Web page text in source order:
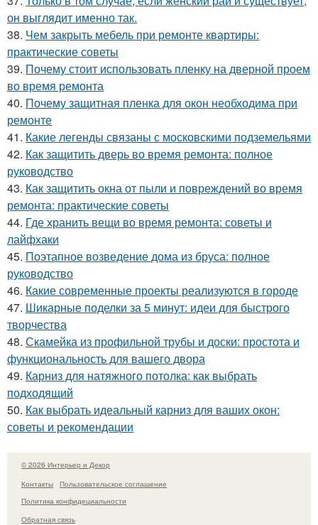
он выглядит именно так.
38. Чем закрыть мебель при ремонте квартиры:
практические советы
39. Почему стоит использовать пленку на дверной проем
во время ремонта
40. Почему защитная пленка для окон необходима при
ремонте
41. Какие легенды связаны с московскими подземельями
42. Как защитить дверь во время ремонта: полное
руководство
43. Как защитить окна от пыли и повреждений во время
ремонта: практические советы
44. Где хранить вещи во время ремонта: советы и
лайфхаки
45. Поэтапное возведение дома из бруса: полное
руководство
46. Какие современные проекты реализуются в городе
47. Шикарные поделки за 5 минут: идеи для быстрого
творчества
48. Скамейка из профильной трубы и доски: простота и
функциональность для вашего двора
49. Карниз для натяжного потолка: как выбрать
подходящий
50. Как выбрать идеальный карниз для ваших окон:
советы и рекомендации
© 2026 Интерьер и Декор
Контакты
Пользовательское соглашение
Политика конфидециальности
Обратная связь